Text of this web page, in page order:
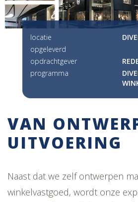
locatie
opgeleverd
opdrachtgever
programma
VAN
UITVOERING
Naast dat we zelf ontwerpen
winkelvastgoed, wordt onze